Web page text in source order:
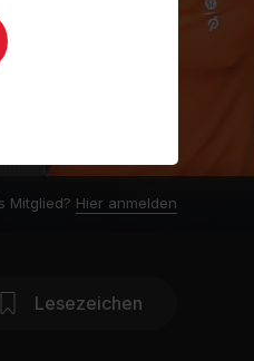
Mitglied? Hier anmelden
Lesezeichen